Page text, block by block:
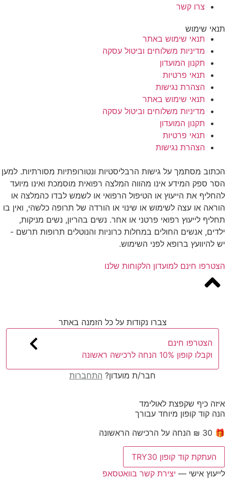
צרו קשר
תנאי שימוש
תנאי שימוש באתר
מדיניות משלוחים וביטול עסקה
תקנון המועדון
תנאי פרטיות
הצהרת נגישות
תנאי שימוש באתר
מדיניות משלוחים וביטול עסקה
תקנון המועדון
תנאי פרטיות
הצהרת נגישות
הכתוב מסתמך על גישות הרבליסטיות ונטורופתיות מסורתיות. למען
הסר ספק המידע אינו מהווה המלצה רפואית מוסמכת ואינו מיועד
להחליף את הייעוץ או הטיפול הרפואי או לשמש לבדו כהמלצה או
הוראה או עצה לשימוש או שינוי או הורדה של תרופה כלשהי, ואין בו
תחליף לייעוץ רפואי פרטני או אחר. נשים בהריון, נשים מניקות,
ילדים, אנשים החולים במחלות כרוניות והנוטלים תרופות תרשם -
יש להיוועץ ברופא לפני השימוש.
הצטרפו חינם למועדון הלקוחות שלנו
צברו נקודות על כל הזמנה באתר
הצטרפו חינם
וקבלו קופון 10% הנחה לרכישה ראשונה
חבר/ת מועדון? התחברות
איזה כיף שקפצת לאולימד
הנה קוד קופון מיוחד עבורך
🎁 30 ₪ הנחה על הרכישה הראשונה
העתקת קוד קופון TRY30
לייעוץ אישי — יצירת קשר בוואטסאפ